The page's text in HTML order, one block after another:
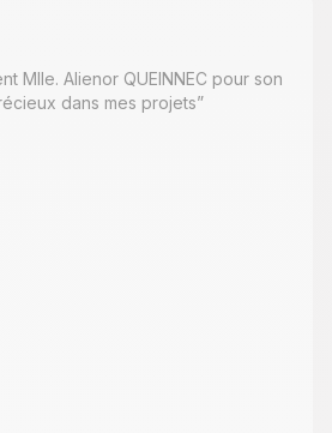
Mlle. Alienor QUEINNEC pour son
dans mes projets